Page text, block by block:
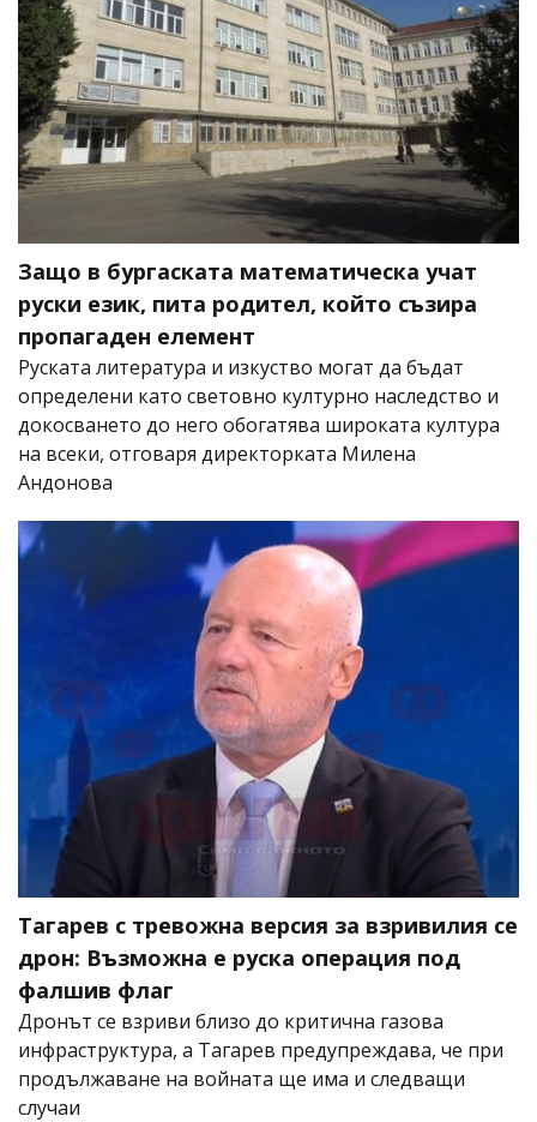
Защо в бургаската математическа учат
руски език, пита родител, който съзира
пропагаден елемент
Руската литература и изкуство могат да бъдат
определени като световно културно наследство и
докосването до него обогатява широката култура
на всеки, отговаря директорката Милена
Андонова
Тагарев с тревожна версия за взривилия се
дрон: Възможна е руска операция под
фалшив флаг
Дронът се взриви близо до критична газова
инфраструктура, а Тагарев предупреждава, че при
продължаване на войната ще има и следващи
случаи